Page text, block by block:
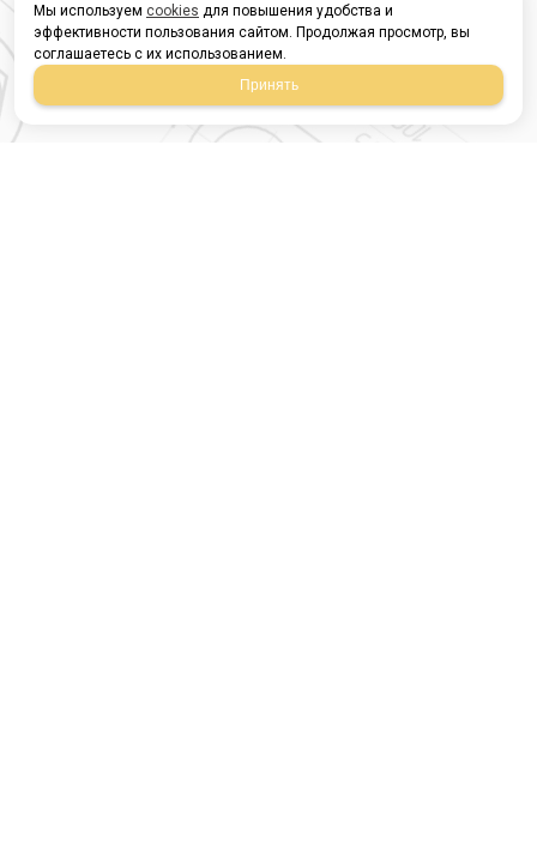
Мы используем cookies для повышения удобства и
эффективности пользования сайтом. Продолжая просмотр, вы
соглашаетесь с их использованием.
Принять